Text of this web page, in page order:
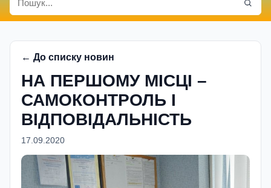
← До списку новин
НА ПЕРШОМУ МІСЦІ –
САМОКОНТРОЛЬ І
ВІДПОВІДАЛЬНІСТЬ
17.09.2020